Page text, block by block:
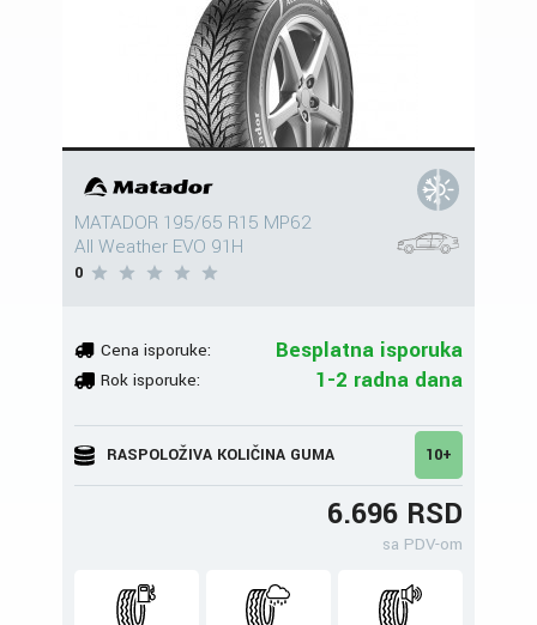
MATADOR 195/65 R15 MP62
All Weather EVO 91H
0
Cena isporuke: Besplatna isporuka
Rok isporuke: 1-2 radna dana
RASPOLOŽIVA KOLIČINA GUMA 10+
6.696 RSD
sa PDV-om